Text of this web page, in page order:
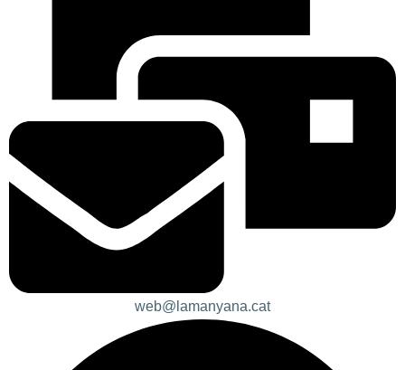
web@lamanyana.cat